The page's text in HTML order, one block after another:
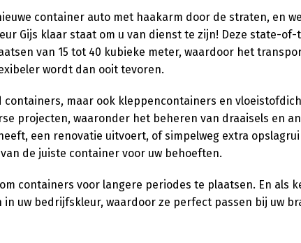
container auto met haakarm door de straten, en
Gijs klaar staat om u van dienst te zijn! Deze state-
van 15 tot 40 kubieke meter, waardoor het
wordt dan ooit tevoren.
maar ook kleppencontainers en
projecten, waaronder het beheren van draaisels en
een renovatie uitvoert, of simpelweg extra
de juiste container voor uw behoeften.
containers voor langere periodes te plaatsen. En als
uw bedrijfskleur, waardoor ze perfect passen bij uw